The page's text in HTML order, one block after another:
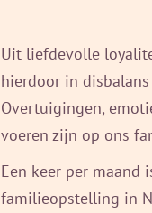
Uit liefdevolle
hierdoor in
Overtuigingen,
voeren zijn op ons
Een keer per maand
familieopstelling in